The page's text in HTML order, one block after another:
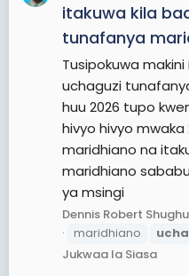
itakuwa kila
tunafanya
Tusipokuwa
uchaguzi
huu 2026 tupo
hivyo hivyo
maridhiano na
maridhiano
ya msingi
Dennis Robert
maridhiano
Jukwaa la Siasa